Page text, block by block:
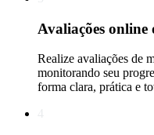
Avaliações online
Realize avaliações de
monitorando seu
forma clara, prática e